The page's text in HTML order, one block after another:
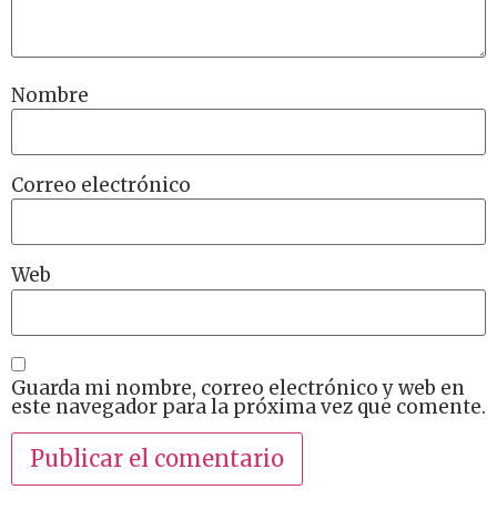
Nombre
Correo electrónico
Web
Guarda mi nombre, correo electrónico y web en
este navegador para la próxima vez que comente.